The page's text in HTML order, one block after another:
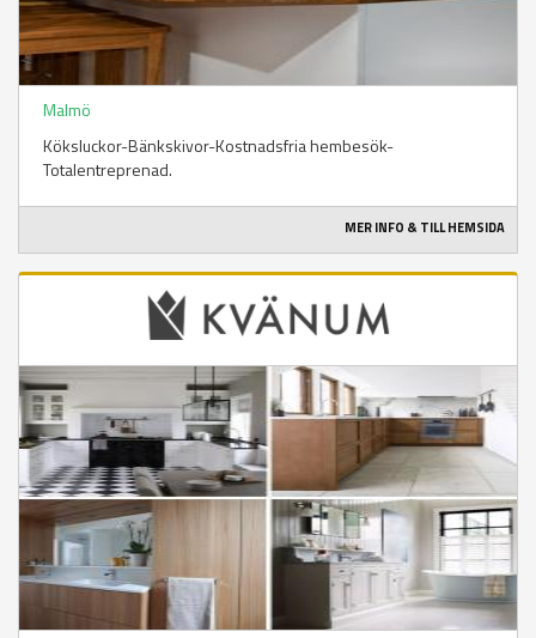
Malmö
Köksluckor-Bänkskivor-Kostnadsfria hembesök-
Totalentreprenad.
MER INFO & TILL HEMSIDA